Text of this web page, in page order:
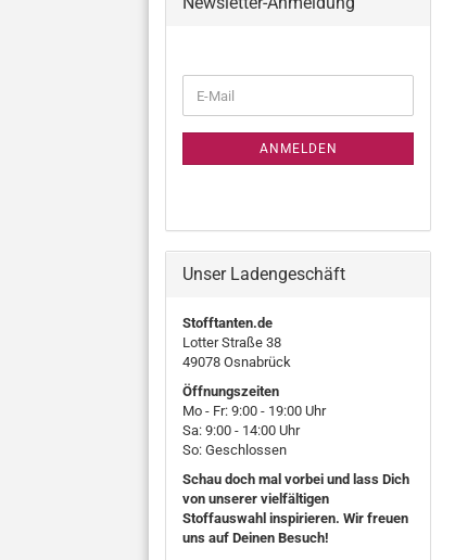
ZUR
ANMELDUNG
E-
Mail
ANMELDEN
Unser Ladengeschäft
Stofftanten.de
Lotter Straße 38
49078 Osnabrück
Öffnungszeiten
Mo - Fr: 9:00 - 19:00 Uhr
Sa: 9:00 - 14:00 Uhr
So: Geschlossen
Schau doch mal vorbei und lass Dich
von unserer vielfältigen
Stoffauswahl inspirieren. Wir freuen
uns auf Deinen Besuch!